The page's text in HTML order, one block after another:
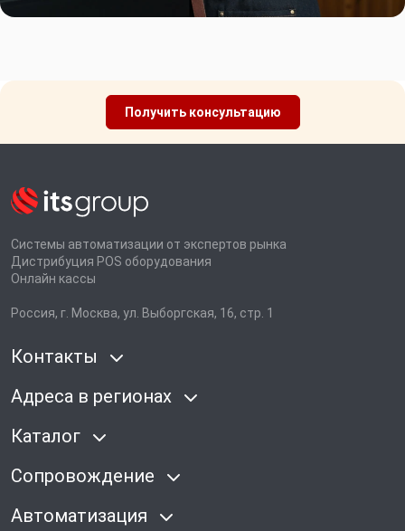
Получить консультацию
Системы автоматизации от экспертов рынка
Дистрибуция POS оборудования
Онлайн кассы
Россия, г. Москва, ул. Выборгская, 16, стр. 1
Контакты
Адреса в регионах
Каталог
Сопровождение
Автоматизация